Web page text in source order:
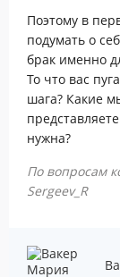
Поэтому в
подумать о
брак именно
То что вас
шага? Какие
нужна?
По вопросам
Sergeev_R